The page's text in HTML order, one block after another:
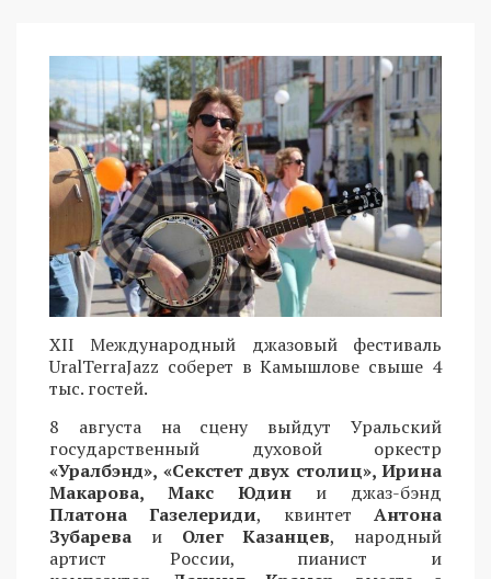
XII Международный джазовый фестиваль
UralTerraJazz соберет в Камышлове свыше 4
тыс. гостей.
8 августа на сцену выйдут Уральский
государственный духовой оркестр
«Уралбэнд», «Секстет двух столиц», Ирина
Макарова, Макс Юдин и джаз-бэнд
Платона Газелериди, квинтетАнтона
Зубарева и Олег Казанцев, народный
артист России, пианист и